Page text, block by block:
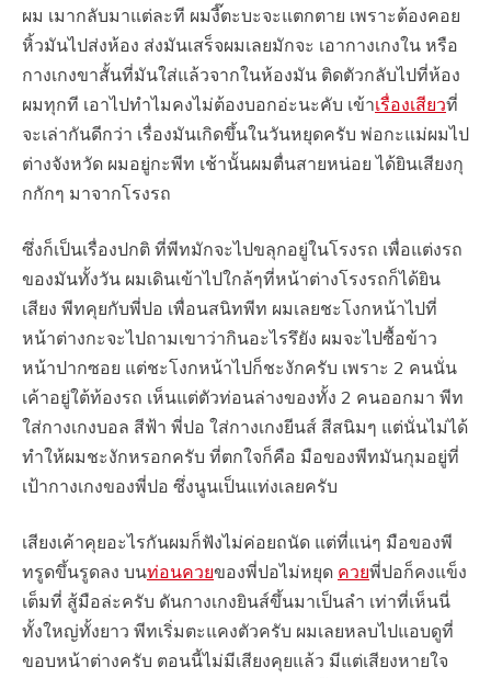
ผม เมากลับมาแต่ละที ผมงี๊ตะบะจะแตกตาย เพราะต้องคอย
หิ้วมันไปส่งห้อง ส่งมันเสร็จผมเลยมักจะ เอากางเกงใน หรือ
กางเกงขาสั้นที่มันใส่แล้วจากในห้องมัน ติดตัวกลับไปที่ห้อง
ผมทุกที เอาไปทำไมคงไม่ต้องบอกอ่ะนะคับ เข้าเรื่องเสียวที่
จะเล่ากันดีกว่า เรื่องมันเกิดขึ้นในวันหยุดครับ พ่อกะแม่ผมไป
ต่างจังหวัด ผมอยู่กะพีท เช้านั้นผมตื่นสายหน่อย ได้ยินเสียงกุ
กกักๆ มาจากโรงรถ
ซึ่งก็เป็นเรื่องปกติ ที่พีทมักจะไปขลุกอยู่ในโรงรถ เพื่อแต่งรถ
ของมันทั้งวัน ผมเดินเข้าไปใกล้ๆที่หน้าต่างโรงรถก็ได้ยิน
เสียง พีทคุยกับพี่ปอ เพื่อนสนิทพีท ผมเลยชะโงกหน้าไปที่
หน้าต่างกะจะไปถามเขาว่ากินอะไรรึยัง ผมจะไปซื้อข้าว
หน้าปากซอย แต่ชะโงกหน้าไปก็ชะงักครับ เพราะ 2 คนนั่น
เค้าอยู่ใต้ท้องรถ เห็นแต่ตัวท่อนล่างของทั้ง 2 คนออกมา พีท
ใส่กางเกงบอล สีฟ้า พี่ปอ ใส่กางเกงยีนส์ สีสนิมๆ แต่นั่นไม่ได้
ทำให้ผมชะงักหรอกครับ ที่ตกใจก็คือ มือของพีทมันกุมอยู่ที่
เป้ากางเกงของพี่ปอ ซึ่งนูนเป็นแท่งเลยครับ
เสียงเค้าคุยอะไรกันผมก็ฟังไม่ค่อยถนัด แต่ที่แน่ๆ มือของพี
ทรูดขึ้นรูดลง บนท่อนควยของพี่ปอไม่หยุด ควยพี่ปอก็คงแข็ง
เต็มที่ สู้มือล่ะครับ ดันกางเกงยินส์ขึ้นมาเป็นลำ เท่าที่เห็นนี่
ทั้งใหญ่ทั้งยาว พีทเริ่มตะแคงตัวครับ ผมเลยหลบไปแอบดูที่
ขอบหน้าต่างครับ ตอนนี้ไม่มีเสียงคุยแล้ว มีแต่เสียงหายใจ